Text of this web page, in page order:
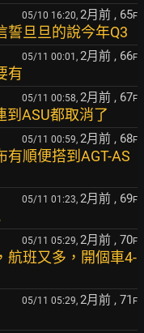
05/10 16:20, 2月前 , 65F
誓旦旦的說今年Q3
05/11 00:01, 2月前 , 66F
有
05/11 00:58, 2月前 , 67F
到ASU都取消了
05/11 00:59, 2月前 , 68F
順便搭到AGT-AS
05/11 01:23, 2月前 , 69F
05/11 05:29, 2月前 , 70F
航班又多，開個車4-
05/11 05:29, 2月前 , 71 F